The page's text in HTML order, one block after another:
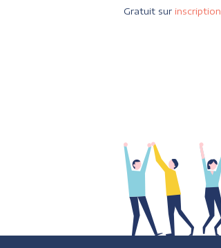
Gratuit sur inscription